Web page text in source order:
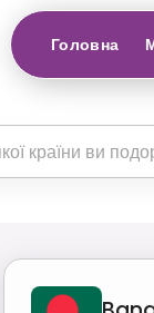
Головна